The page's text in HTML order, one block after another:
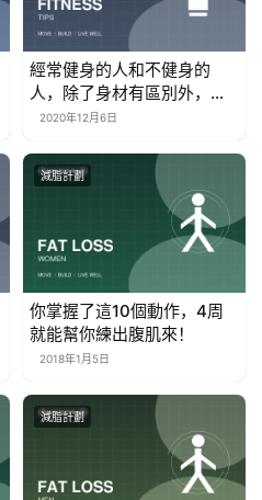
經常健身的人和不健身的
人，除了身材有區別外，還
有什麼不同？
2020年12月6日
減脂計劃
你掌握了這10個動作，4周
就能幫你練出腹肌來！
2018年1月5日
減脂計劃